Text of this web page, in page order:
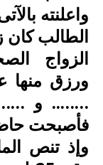
واعلنته
الطالب كان
الزواج
ورزق منها
…….. و ……..
فأصبحت